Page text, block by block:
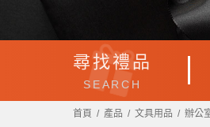
尋找禮品
SEARCH
首頁 產品 文具用品 辦公